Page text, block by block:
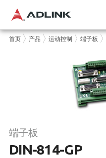
首页 产品 运动控制 端子板
端子板
DIN-814-GP